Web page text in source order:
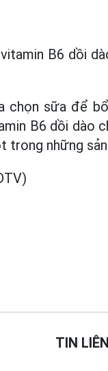
B6 dồi
chọn sữa để
B6 dồi dào
trong những
TIN